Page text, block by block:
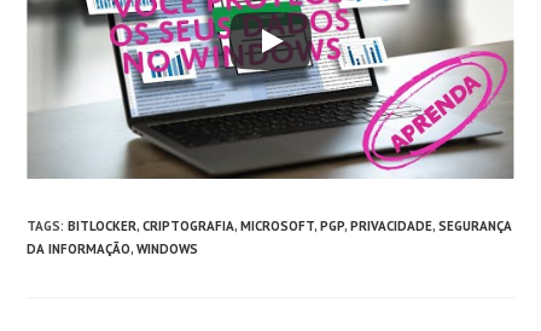
TAGS:BITLOCKER, CRIPTOGRAFIA, MICROSOFT, PGP, PRIVACIDADE, SEGURANÇA
DA INFORMAÇÃO, WINDOWS